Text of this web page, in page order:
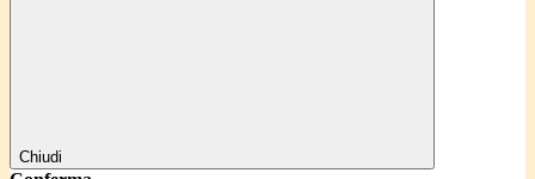
Chiudi